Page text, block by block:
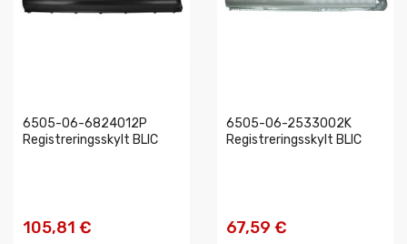
6505-06-6824012P
Registreringsskylt BLIC
105,81 €
6505-06-2533002K
Registreringsskylt BLIC
67,59 €